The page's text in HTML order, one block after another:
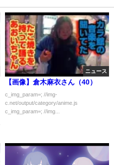
ニュース
【画像】倉木麻衣さん（40）
c_img_param=; //img-
c.net/output/category/anime.js
c_img_param=; //img...